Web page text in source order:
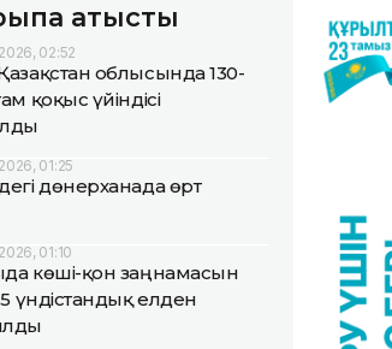
қатысты
02:52
облысында 130-
қоқыс үйіндісі
01:25
дөнерханада өрт
01:10
көші-қон заңнамасын
үндістандық елден